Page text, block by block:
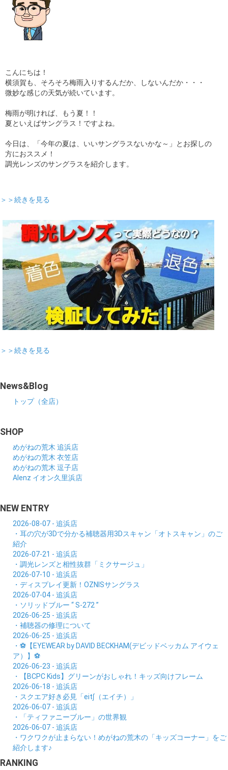
こんにちは！
横須賀も、そろそろ梅雨入りするんだか、しないんだか・・・
微妙な感じの天気が続いています。
梅雨が明ければ、もう夏！！
夏といえばサングラス！ですよね。
今日は、「今年の夏は、いいサングラスないかな～」とお探しの
方におススメ！
調光レンズのサングラスを紹介します。
＞＞続きを見る
＞＞続きを見る
News&Blog
トップ（全店）
SHOP
めがねの荒木 追浜店
めがねの荒木 衣笠店
めがねの荒木 逗子店
Alenz イオン久里浜店
NEW ENTRY
2026-08-07 - 追浜店
・耳の穴が3Dで分かる補聴器用3Dスキャン「オトスキャン」のご
紹介
2026-07-21 - 追浜店
・調光レンズと相性抜群「ミクサージュ」
2026-07-10 - 追浜店
・ディスプレイ更新！OZNISサングラス
2026-07-04 - 追浜店
・ソリッドブルー “ S-272 ”
2026-06-25 - 追浜店
・補聴器の修理について
2026-06-25 - 追浜店
・⚽【EYEWEAR by DAVID BECKHAM(デビッドベッカム アイウェ
ア）】⚽
2026-06-23 - 追浜店
・【BCPC Kids】グリーンがおしゃれ！キッズ向けフレーム
2026-06-18 - 追浜店
・スクエア好き必見「eit∫（エイチ）」
2026-06-07 - 追浜店
・「ティファニーブルー」の世界観
2026-06-07 - 追浜店
・ワクワクが止まらない！めがねの荒木の「キッズコーナー」をご
紹介します♪
RANKING